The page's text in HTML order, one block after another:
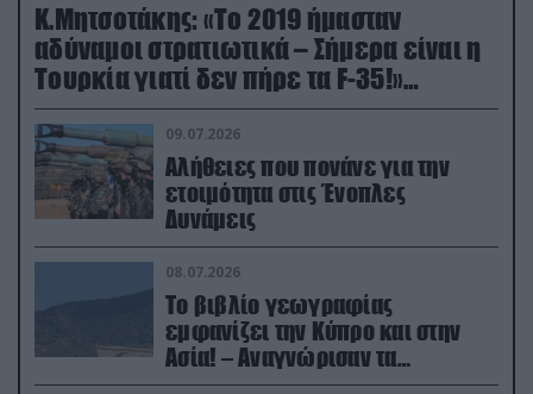
Κ.Μητσοτάκης: «Το 2019 ήμασταν
αδύναμοι στρατιωτικά – Σήμερα είναι η
Τουρκία γιατί δεν πήρε τα F-35!»
(βίντεο)
09.07.2026
Αλήθειες που πονάνε για την
ετοιμότητα στις Ένοπλες
Δυνάμεις
08.07.2026
Το βιβλίο γεωγραφίας
εμφανίζει την Κύπρο και στην
Ασία! – Αναγνώρισαν τα
κατεχόμενα; (φωτο)